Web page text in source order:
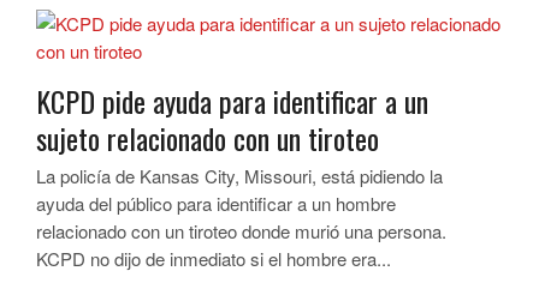
KCPD pide ayuda para identificar a un
sujeto relacionado con un tiroteo
La policía de Kansas City, Missouri, está pidiendo la
ayuda del público para identificar a un hombre
relacionado con un tiroteo donde murió una persona.
KCPD no dijo de inmediato si el hombre era...